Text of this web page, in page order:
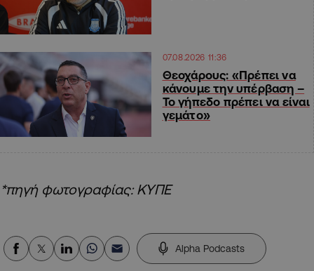
07.08.2026 11:36
Θεοχάρους: «Πρέπει να
κάνουμε την υπέρβαση –
Το γήπεδο πρέπει να είναι
γεμάτο»
*πηγή φωτογραφίας: ΚΥΠΕ
Alpha Podcasts